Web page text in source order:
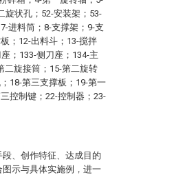
旋状孔；52-安装架；53-
进料筒；8-支撑架；9-支
；12-出料斗；13-搅拌
；133-侧刀座；134-主
二旋接筒；15-第二旋转
18-第三支撑板；19-第一
控制键；22-控制器；23-
、创作特征、达成目的
示与具体实施例，进一